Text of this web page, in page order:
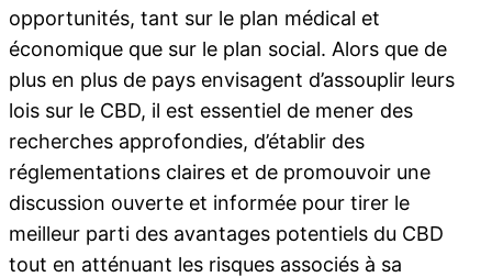
opportunités, tant sur le plan médical et
économique que sur le plan social. Alors que de
plus en plus de pays envisagent d’assouplir leurs
lois sur le CBD, il est essentiel de mener des
recherches approfondies, d’établir des
réglementations claires et de promouvoir une
discussion ouverte et informée pour tirer le
meilleur parti des avantages potentiels du CBD
tout en atténuant les risques associés à sa